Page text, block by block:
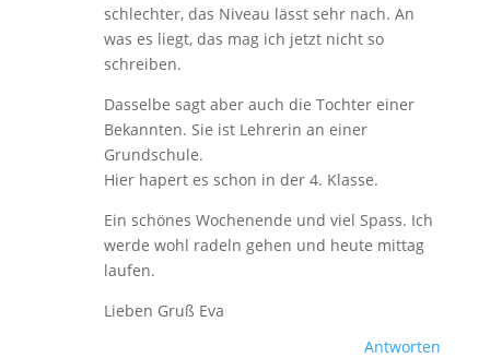
schlechter, das Niveau lässt sehr nach. An
was es liegt, das mag ich jetzt nicht so
schreiben.
Dasselbe sagt aber auch die Tochter einer
Bekannten. Sie ist Lehrerin an einer
Grundschule.
Hier hapert es schon in der 4. Klasse.
Ein schönes Wochenende und viel Spass. Ich
werde wohl radeln gehen und heute mittag
laufen.
Lieben Gruß Eva
Antworten